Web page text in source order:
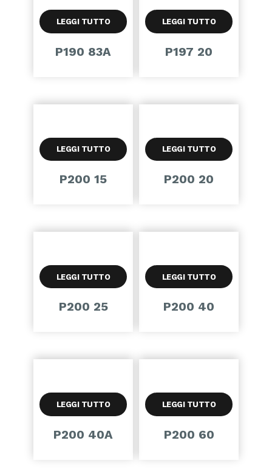
LEGGI TUTTO
P190 83A
LEGGI TUTTO
P197 20
LEGGI TUTTO
P200 15
LEGGI TUTTO
P200 20
LEGGI TUTTO
P200 25
LEGGI TUTTO
P200 40
LEGGI TUTTO
P200 40A
LEGGI TUTTO
P200 60